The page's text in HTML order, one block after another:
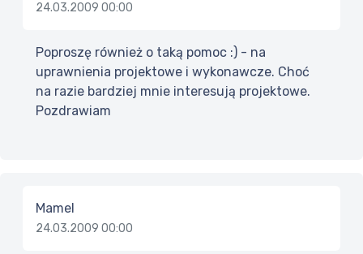
24.03.2009 00:00
Poproszę również o taką pomoc :) - na
uprawnienia projektowe i wykonawcze. Choć
na razie bardziej mnie interesują projektowe.
Pozdrawiam
Mamel
24.03.2009 00:00